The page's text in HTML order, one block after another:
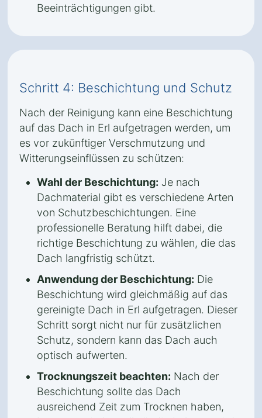
Beeinträchtigungen gibt.
Schritt 4: Beschichtung und Schutz
Nach der Reinigung kann eine Beschichtung
auf das Dach in Erl aufgetragen werden, um
es vor zukünftiger Verschmutzung und
Witterungseinflüssen zu schützen:
Wahl der Beschichtung: Je nach
Dachmaterial gibt es verschiedene Arten
von Schutzbeschichtungen. Eine
professionelle Beratung hilft dabei, die
richtige Beschichtung zu wählen, die das
Dach langfristig schützt.
Anwendung der Beschichtung: Die
Beschichtung wird gleichmäßig auf das
gereinigte Dach in Erl aufgetragen. Dieser
Schritt sorgt nicht nur für zusätzlichen
Schutz, sondern kann das Dach auch
optisch aufwerten.
Trocknungszeit beachten: Nach der
Beschichtung sollte das Dach
ausreichend Zeit zum Trocknen haben,